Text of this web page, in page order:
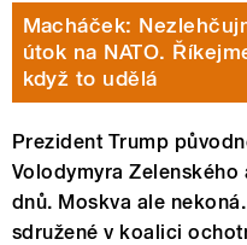
Macháček:
útok na NATO.
když to udělá
Prezident Trump
Volodymyra
dnů. Moskva ale
sdružené v koalici